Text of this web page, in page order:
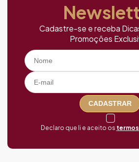
Cadastre-se e receba
Promoções
CADASTRAR
Declaro que li e aceito os